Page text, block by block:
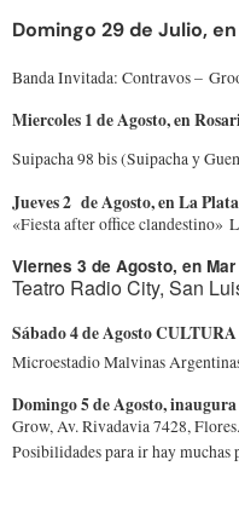
Domingo 29 de Julio,
Banda Invitada: Contravos –
Miercoles 1 de Agosto, en
Suipacha 98 bis (Suipacha y
Jueves 2 de Agosto, en La
«Fiesta after office clandestino»
Viernes 3 de Agosto, en
Teatro Radio City, San
Sábado 4 de Agosto
Microestadio Malvinas
Domingo 5 de Agosto,
Grow, Av. Rivadavia 7428,
Posibilidades para ir hay muchas